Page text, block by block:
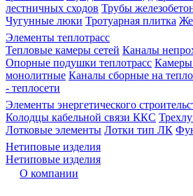
лестничных сходов Трубы
Чугунные люки Тротуарная плитка
Элементы теплотрасс
Тепловые камеры сетей Каналы
Опорные подушки теплотрасс Камеры
монолитные Каналы сборные на
- теплосети
Элементы энергетического
Колодцы кабельной связи ККС
Лотковые элементы Лотки тип ЛК
Нетиповые изделия
Нетиповые изделия
О компании